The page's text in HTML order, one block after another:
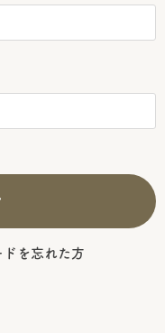
ドを忘れた方